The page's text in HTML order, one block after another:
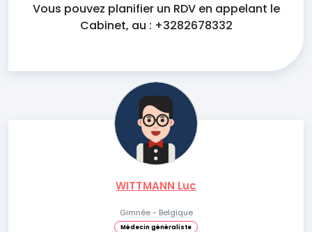
Vous pouvez planifier un RDV en appelant le
Cabinet, au : +3282678332
WITTMANN Luc
Gimnée - Belgique
Médecin généraliste